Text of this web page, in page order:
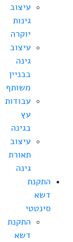
עיצוב
גינות
יוקרה
עיצוב
גינה
בבניין
משותף
עבודות
עץ
בגינה
עיצוב
תאורת
גינה
התקנת
דשא
סינטטי
התקנת
דשא